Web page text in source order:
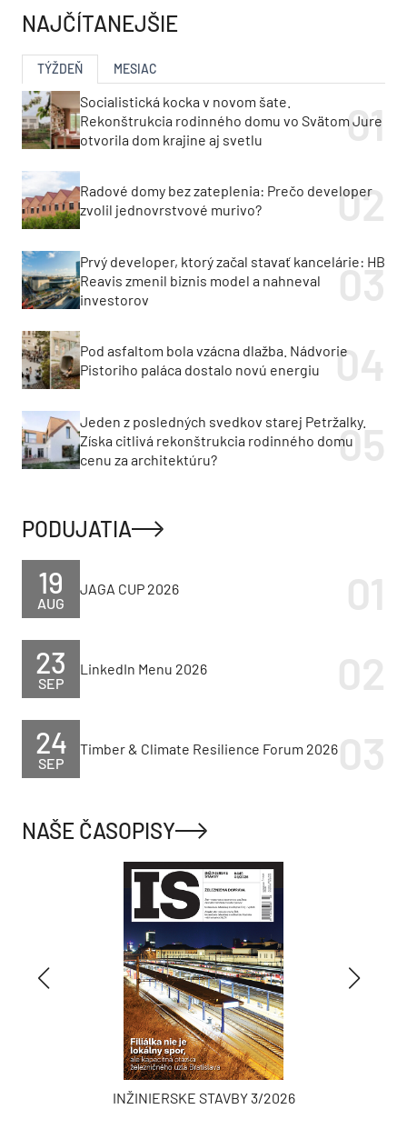
NAJČÍTANEJŠIE
TÝŽDEŇ MESIAC
Socialistická kocka v novom šate.
Rekonštrukcia rodinného domu vo Svätom Jure
otvorila dom krajine aj svetlu
Radové domy bez zateplenia: Prečo developer
zvolil jednovrstvové murivo?
Prvý developer, ktorý začal stavať kancelárie: HB
Reavis zmenil biznis model a nahneval
investorov
Pod asfaltom bola vzácna dlažba. Nádvorie
Pistoriho paláca dostalo novú energiu
Jeden z posledných svedkov starej Petržalky.
Získa citlivá rekonštrukcia rodinného domu
cenu za architektúru?
PODUJATIA
AUG
19 JAGA CUP 2026
SEP
23 LinkedIn Menu 2026
SEP
24 Timber & Climate Resilience Forum 2026
NAŠE ČASOPISY
INŽINIERSKE STAVBY 3/2026